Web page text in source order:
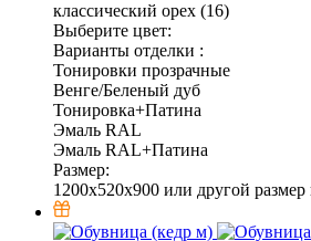
классический орех (16)
Выберите цвет:
Варианты отделки :
Тонировки прозрачные
Венге/Беленый дуб
Тонировка+Патина
Эмаль RAL
Эмаль RAL+Патина
Размер:
1200x520x900 или другой размер